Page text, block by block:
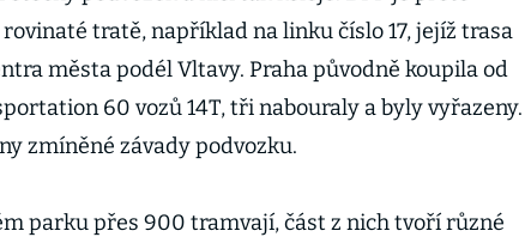
tratě, například na linku číslo 17, jejíž trasa
města podél Vltavy. Praha původně koupila od
60 vozů 14T, tři nabouraly a byly vyřazeny.
zmíněné závady podvozku.
parku přes 900 tramvají, část z nich tvoří různé